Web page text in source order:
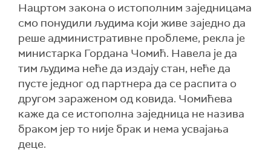
Нацртом закона о истополним заједницама
смо понудили људима који живе заједно да
реше административне проблеме, рекла је
министарка Гордана Чомић. Навела је да
тим људима неће да издају стан, неће да
пусте једног од партнера да се распита о
другом зараженом од ковида. Чомићева
каже да се истополна заједница не назива
браком јер то није брак и нема усвајања
деце.